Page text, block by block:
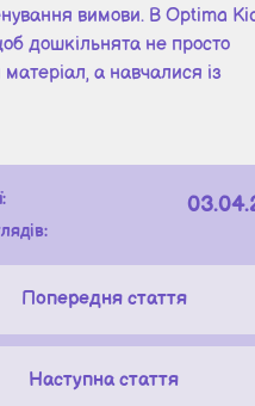
вимови. В Optima
дошкільнята не просто
а навчалися із
Попередня стаття
Наступна стаття